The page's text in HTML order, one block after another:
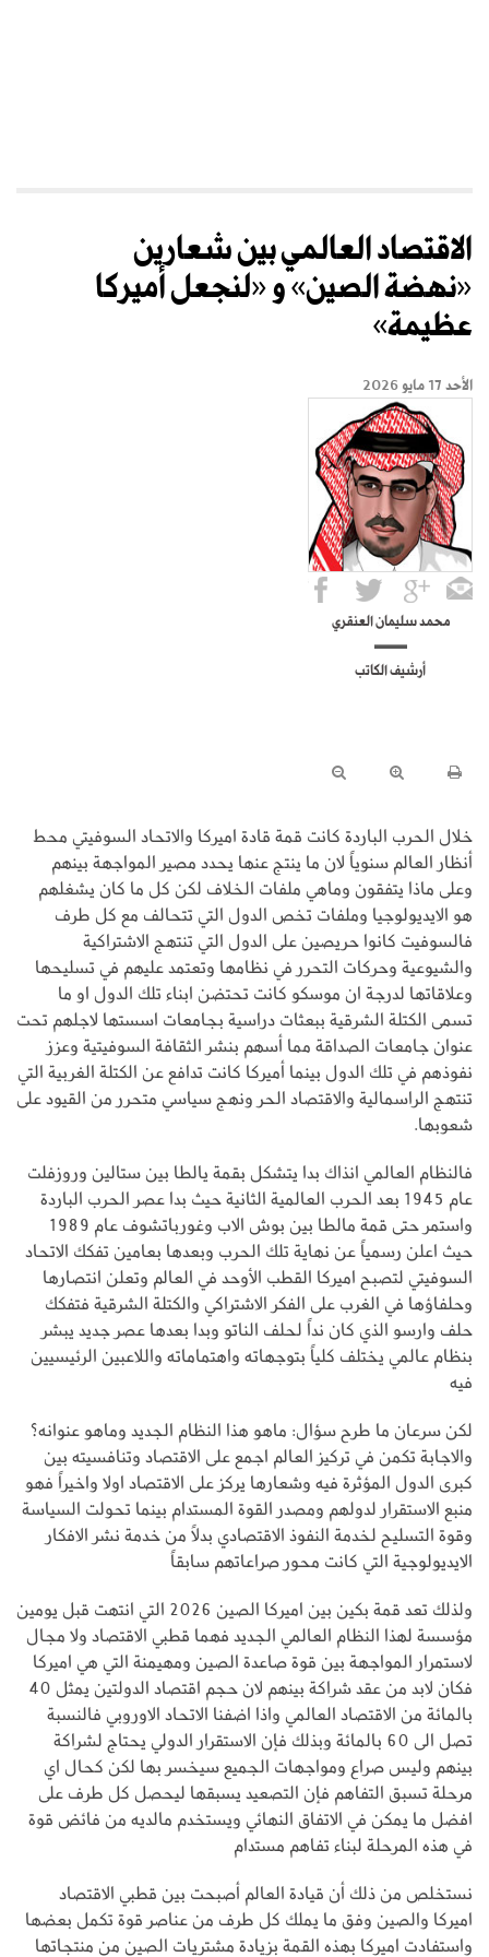
الاقتصاد العالمي بين شعارين
«نهضة الصين» و «لنجعل أميركا
عظيمة»
الأحد 17 مايو 2026
محمد سليمان العنقري
أرشيف الكاتب
خلال الحرب الباردة كانت قمة قادة اميركا والاتحاد السوفيتي محط
أنظار العالم سنوياً لان ما ينتج عنها يحدد مصير المواجهة بينهم
وعلى ماذا يتفقون وماهي ملفات الخلاف لكن كل ما كان يشغلهم
هو الايديولوجيا وملفات تخص الدول التي تتحالف مع كل طرف
فالسوفيت كانوا حريصين على الدول التي تنتهج الاشتراكية
والشيوعية وحركات التحرر في نظامها وتعتمد عليهم في تسليحها
وعلاقاتها لدرجة ان موسكو كانت تحتضن ابناء تلك الدول او ما
تسمى الكتلة الشرقية ببعثات دراسية بجامعات اسستها لاجلهم تحت
عنوان جامعات الصداقة مما أسهم بنشر الثقافة السوفيتية وعزز
نفوذهم في تلك الدول بينما أميركا كانت تدافع عن الكتلة الغربية التي
تنتهج الراسمالية والاقتصاد الحر ونهج سياسي متحرر من القيود على
شعوبها.
فالنظام العالمي انذاك بدا يتشكل بقمة يالطا بين ستالين وروزفلت
عام 1945 بعد الحرب العالمية الثانية حيث بدا عصر الحرب الباردة
واستمر حتى قمة مالطا بين بوش الاب وغورباتشوف عام 1989
حيث اعلن رسمياً عن نهاية تلك الحرب وبعدها بعامين تفكك الاتحاد
السوفيتي لتصبح اميركا القطب الأوحد في العالم وتعلن انتصارها
وحلفاؤها في الغرب على الفكر الاشتراكي والكتلة الشرقية فتفكك
حلف وارسو الذي كان نداً لحلف الناتو وبدا بعدها عصر جديد يبشر
بنظام عالمي يختلف كلياً بتوجهاته واهتماماته واللاعبين الرئيسيين
فيه
لكن سرعان ما طرح سؤال: ماهو هذا النظام الجديد وماهو عنوانه؟
والاجابة تكمن في تركيز العالم اجمع على الاقتصاد وتنافسيته بين
كبرى الدول المؤثرة فيه وشعارها يركز على الاقتصاد اولا واخيراً فهو
منبع الاستقرار لدولهم ومصدر القوة المستدام بينما تحولت السياسة
وقوة التسليح لخدمة النفوذ الاقتصادي بدلاً من خدمة نشر الافكار
الايديولوجية التي كانت محور صراعاتهم سابقاً
ولذلك تعد قمة بكين بين اميركا الصين 2026 التي انتهت قبل يومين
مؤسسة لهذا النظام العالمي الجديد فهما قطبي الاقتصاد ولا مجال
لاستمرار المواجهة بين قوة صاعدة الصين ومهيمنة التي هي اميركا
فكان لابد من عقد شراكة بينهم لان حجم اقتصاد الدولتين يمثل 40
بالمائة من الاقتصاد العالمي واذا اضفنا الاتحاد الاوروبي فالنسبة
تصل الى 60 بالمائة وبذلك فإن الاستقرار الدولي يحتاج لشراكة
بينهم وليس صراع ومواجهات الجميع سيخسر بها لكن كحال اي
مرحلة تسبق التفاهم فإن التصعيد يسبقها ليحصل كل طرف على
افضل ما يمكن في الاتفاق النهائي ويستخدم مالديه من فائض قوة
في هذه المرحلة لبناء تفاهم مستدام
نستخلص من ذلك أن قيادة العالم أصبحت بين قطبي الاقتصاد
اميركا والصين وفق ما يملك كل طرف من عناصر قوة تكمل بعضها
واستفادت اميركا بهذه القمة بزيادة مشتريات الصين من منتجاتها